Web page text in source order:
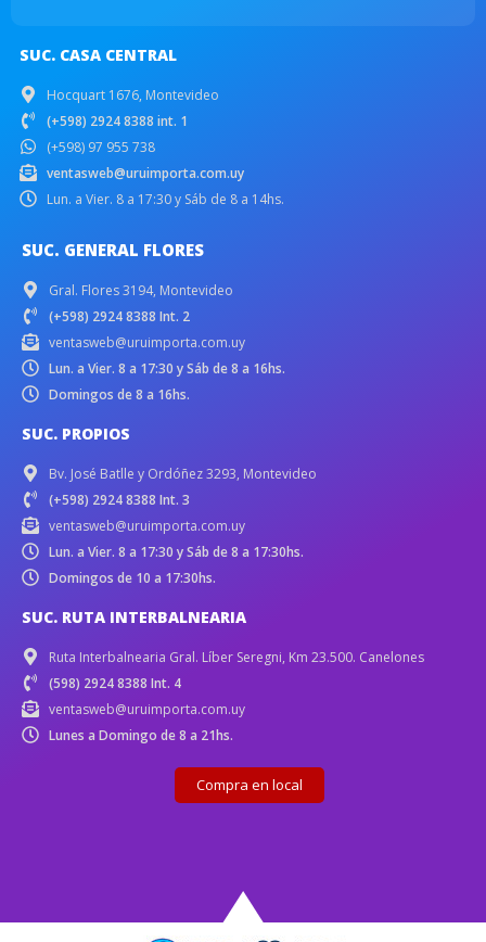
SUC. CASA CENTRAL
Hocquart 1676, Montevideo
(+598) 2924 8388 int. 1
(+598) 97 955 738
ventasweb@uruimporta.com.uy
Lun. a Vier. 8 a 17:30 y Sáb de 8 a 14hs.
SUC. GENERAL FLORES
Gral. Flores 3194, Montevideo
(+598) 2924 8388 Int. 2
ventasweb@uruimporta.com.uy
Lun. a Vier. 8 a 17:30 y Sáb de 8 a 16hs.
Domingos de 8 a 16hs.
SUC. PROPIOS
Bv. José Batlle y Ordóñez 3293, Montevideo
(+598) 2924 8388 Int. 3
ventasweb@uruimporta.com.uy
Lun. a Vier. 8 a 17:30 y Sáb de 8 a 17:30hs.
Domingos de 10 a 17:30hs.
SUC. RUTA INTERBALNEARIA
Ruta Interbalnearia Gral. Líber Seregni, Km 23.500. Canelones
(598) 2924 8388 Int. 4
ventasweb@uruimporta.com.uy
Lunes a Domingo de 8 a 21hs.
Compra en local